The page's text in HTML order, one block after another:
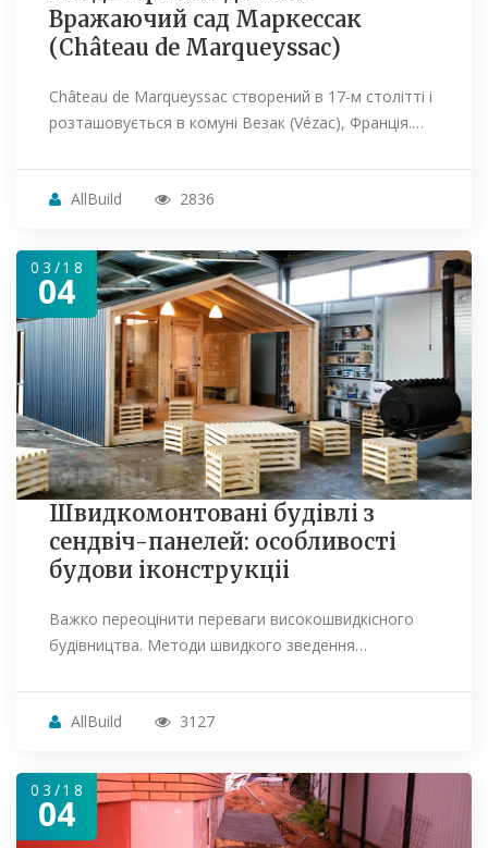
Вражаючий сад Маркессак
(Château de Marqueyssac)
Château de Marqueyssac створений в 17-м столітті і
розташовується в комуні Везак (Vézac), Франція.…
AllBuild 2836
03/18
04
Швидкомонтовані будівлі з
сендвіч-панелей: особливості
будови іконструкціі
Важко переоцінити переваги високошвидкісного
будівництва. Методи швидкого зведення…
AllBuild 3127
03/18
04